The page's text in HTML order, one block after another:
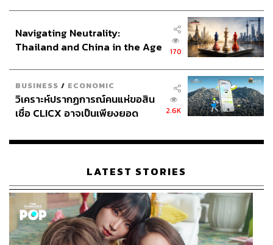
Navigating Neutrality:
Thailand and China in the Age
170
BUSINESS / ECONOMIC
วิเคราะห์ปรากฏการณ์คนแห่ขอสิน
เชื่อ CLICX อาจเป็นเพียงยอด
เรือนไทยที่ถูกซุกไว้
2.6K
LATEST STORIES